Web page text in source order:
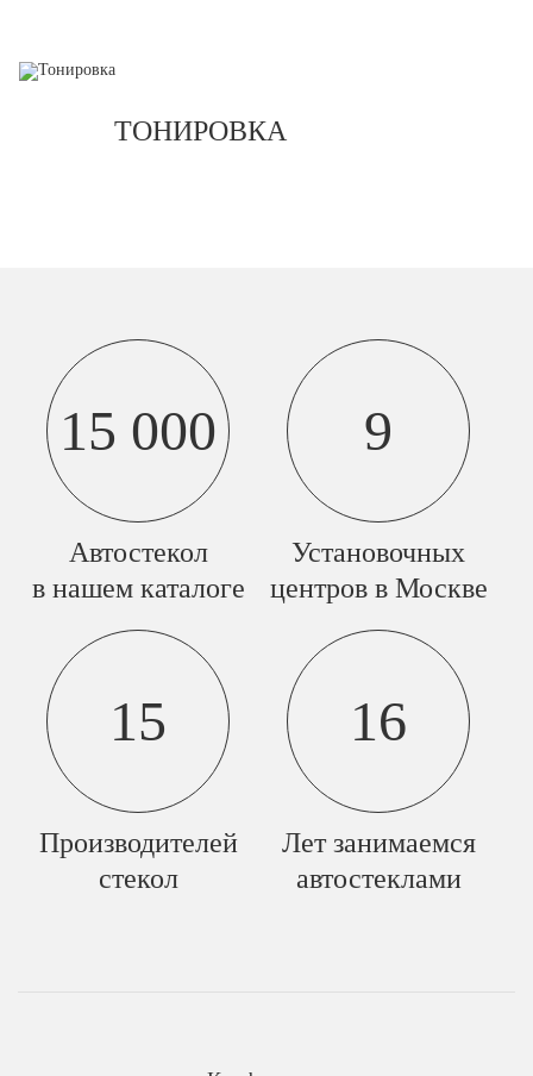
ТОНИРОВКА
15 000
Автостекол
в нашем каталоге
9
Установочных
центров в Москве
15
Производителей
стекол
16
Лет занимаемся
автостеклами